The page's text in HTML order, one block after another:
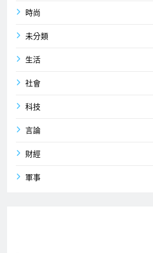
時尚
未分類
生活
社會
科技
言論
財經
軍事